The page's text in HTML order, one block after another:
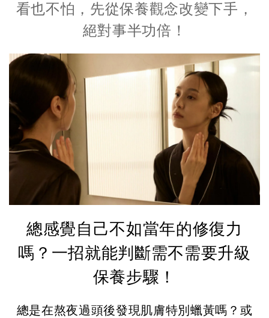
看也不怕，先從保養觀念改變下手，
絕對事半功倍！
總感覺自己不如當年的修復力
嗎？一招就能判斷需不需要升級
保養步驟！
總是在熬夜過頭後發現肌膚特別蠟黃嗎？或